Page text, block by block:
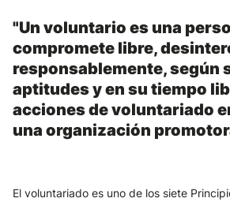
"Un voluntario es una
compromete libre,
responsablemente, según
aptitudes y en su tiempo
acciones de voluntariado
una organización
El voluntariado es uno de los siete